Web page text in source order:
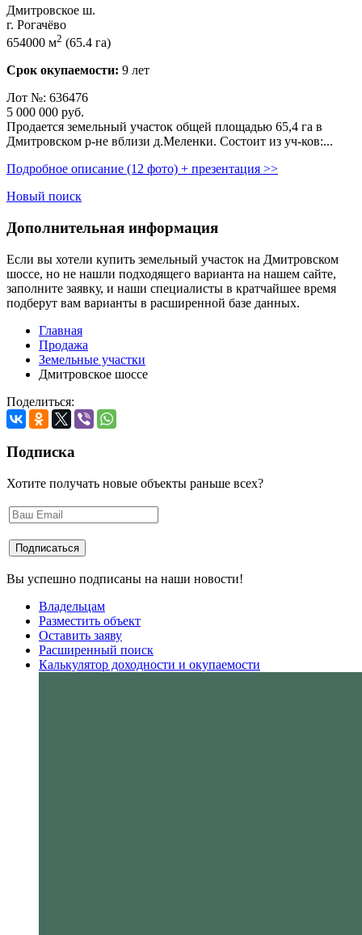
Дмитровское ш.
г. Рогачёво
654000 м2 (65.4 га)
Срок окупаемости: 9 лет
Лот №: 636476
5 000 000 руб.
Продается земельный участок общей площадью 65,­4 га в
Дмитровском р-не вблизи д.Меленки. Состоит из уч-ков:...
Подробное описание (12 фото) + презентация >>
Новый поиск
Дополнительная информация
Если вы хотели купить земельный участок на Дмитровском
шоссе, но не нашли подходящего варианта на нашем сайте,
заполните заявку, и наши специалисты в кратчайшее время
подберут вам варианты в расширенной базе данных.
Главная
Продажа
Земельные участки
Дмитровское шоссе
Поделиться:
Подписка
Хотите получать новые объекты раньше всех?
Вы успешно подписаны на наши новости!
Владельцам
Разместить объект
Оставить заяву
Расширенный поиск
Калькулятор доходности и окупаемости